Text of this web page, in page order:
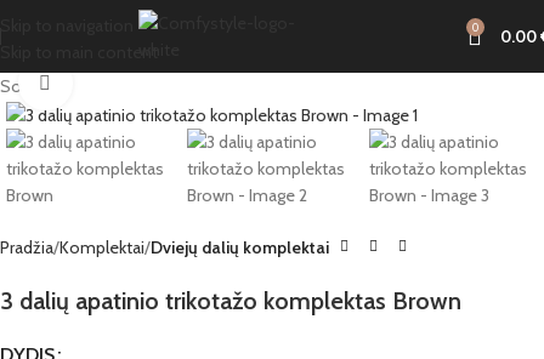
0 0.00
Sold out
Pradžia Komplektai Dviejų dalių komplektai
3 dalių apatinio trikotažo komplektas Brown
DYDIS